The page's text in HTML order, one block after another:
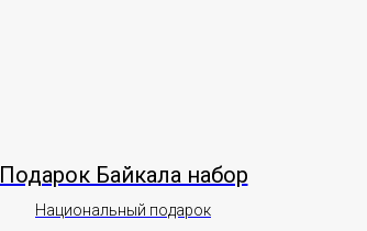
Подарок Байкала набор
Национальный подарок